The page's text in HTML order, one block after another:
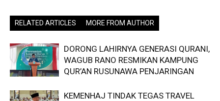
RELATED ARTICLES MORE FROM AUTHOR
DORONG LAHIRNYA GENERASI QURANI,
WAGUB RANO RESMIKAN KAMPUNG
QUR’AN RUSUNAWA PENJARINGAN
KEMENHAJ TINDAK TEGAS TRAVEL